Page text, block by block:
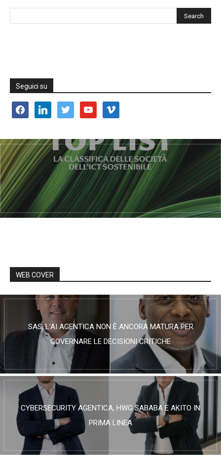
Seguici su
facebooklinkedin twitter youtube vimeo
WEB COVER
SAS, L’AI AGENTICA NON È ANCORA MATURA PER
GOVERNARE LE DECISIONI CRITICHE
CYBERSECURITY AGENTICA, HWG SABABA E AKITO IN
PRIMA LINEA